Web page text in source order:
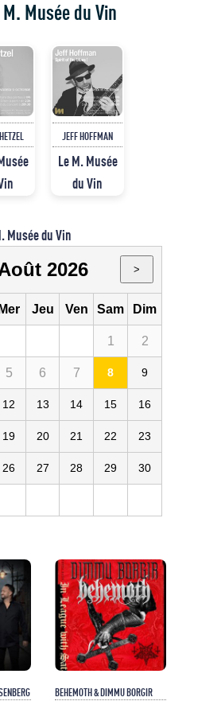
Musée du Vin
JEFF HOFFMAN
Le M. Musée
du Vin
Musée du Vin
2026 >
Mer Jeu Ven Sam Dim
1 2
5 6 7 8 9
12 13 14 15 16
19 20 21 22 23
26 27 28 29 30
BEHEMOTH & DIMMU BORGIR